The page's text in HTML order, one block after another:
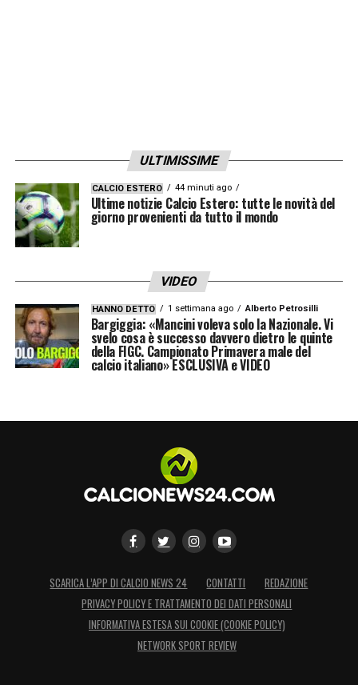
ULTIMISSIME
CALCIO ESTERO 44 minuti ago
Ultime notizie Calcio Estero: tutte le novità del
giorno provenienti da tutto il mondo
VIDEO
HANNO DETTO 1 settimana ago Alberto Petrosilli
Bargiggia: «Mancini voleva solo la Nazionale. Vi
svelo cosa è successo davvero dietro le quinte
della FIGC. Campionato Primavera male del
calcio italiano» ESCLUSIVA e VIDEO
SCARICA L’APP DI CALCIO NEWS 24 CONTATTI
REDAZIONE
PRIVACY POLICY E TRATTAMENTO DEI DATI PERSONALI
INFORMATIVA ESTESA SUI COOKIE (COOKIE POLICY)
NETWORK SPORT REVIEW